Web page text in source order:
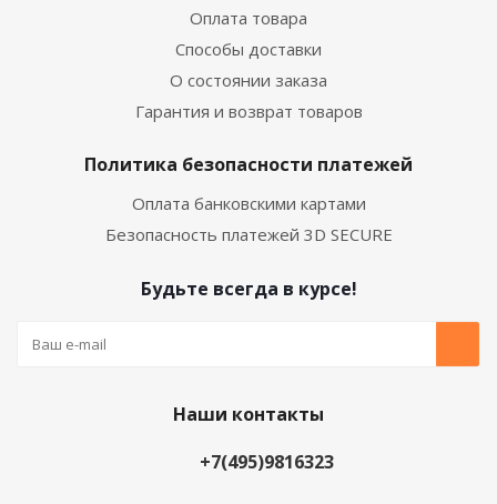
Оплата товара
Способы доставки
О состоянии заказа
Гарантия и возврат товаров
Политика безопасности платежей
Оплата банковскими картами
Безопасность платежей 3D SECURE
Будьте всегда в курсе!
Наши контакты
+7(495)9816323